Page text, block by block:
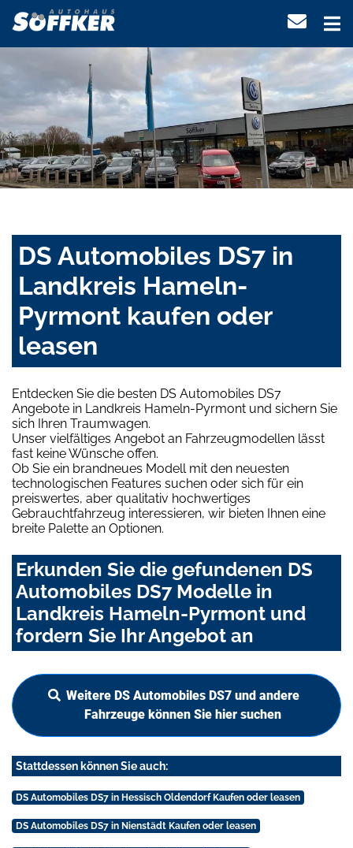
DS Automobiles DS7 in
Landkreis Hameln-
Pyrmont kaufen oder
leasen
Entdecken Sie die besten DS Automobiles DS7
Angebote in Landkreis Hameln-Pyrmont und sichern Sie
sich Ihren Traumwagen.
Unser vielfältiges Angebot an Fahrzeugmodellen lässt
fast keine Wünsche offen.
Ob Sie ein brandneues Modell mit den neuesten
technologischen Features suchen oder sich für ein
preiswertes, aber qualitativ hochwertiges
Gebrauchtfahrzeug interessieren, wir bieten Ihnen eine
breite Palette an Optionen.
Erkunden Sie die gefundenen DS
Automobiles DS7 Modelle in
Landkreis Hameln-Pyrmont und
fordern Sie Ihr Angebot an
Weitere DS Automobiles DS7 und andere
Fahrzeuge können Sie hier suchen
Stattdessen können Sie auch:
DS Automobiles DS7 in Hessisch Oldendorf Kaufen oder leasen
DS Automobiles DS7 in Nienstädt Kaufen oder leasen